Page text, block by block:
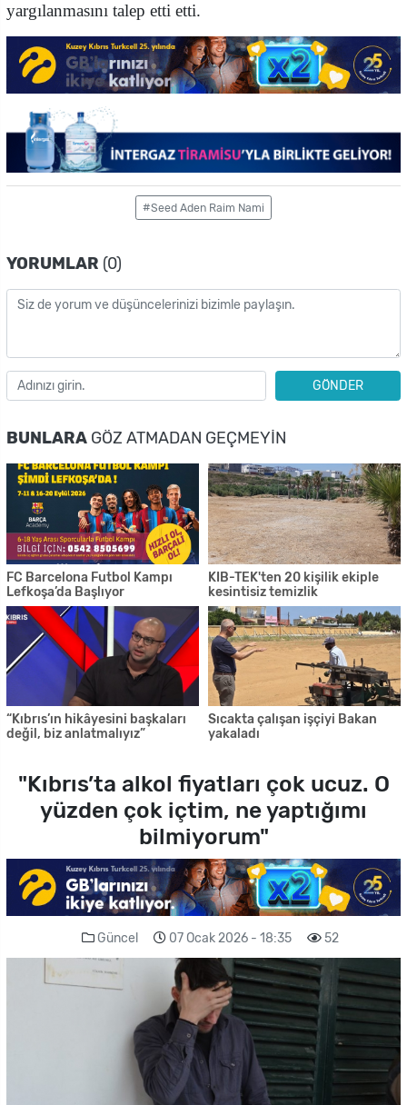
yargılanmasını talep etti etti.
#Seed Aden Raim Nami
YORUMLAR (0)
GÖNDER
BUNLARA GÖZ ATMADAN GEÇMEYIN
FC Barcelona Futbol Kampı
Lefkoşa’da Başlıyor
KIB-TEK'ten 20 kişilik ekiple
kesintisiz temizlik
“Kıbrıs’ın hikâyesini başkaları
değil, biz anlatmalıyız”
Sıcakta çalışan işçiyi Bakan
yakaladı
"Kıbrıs’ta alkol fiyatları çok ucuz. O
yüzden çok içtim, ne yaptığımı
bilmiyorum"
Güncel 07 Ocak 2026 - 18:35 52